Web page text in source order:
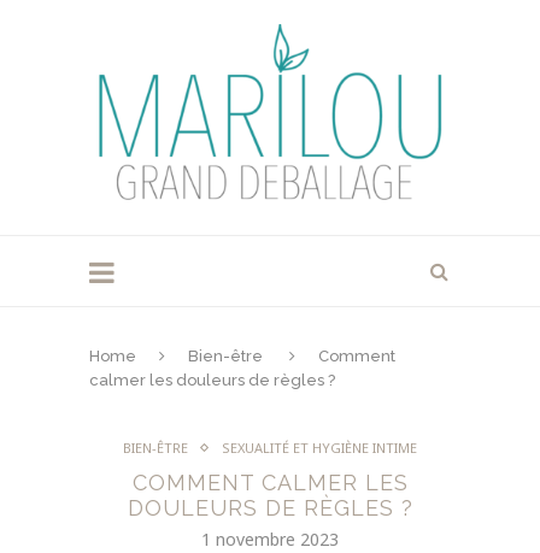
Home Bien-être
Comment
calmer les douleurs de règles ?
BIEN-ÊTRE SEXUALITÉ ET HYGIÈNE INTIME
COMMENT CALMER LES
DOULEURS DE RÈGLES ?
1 novembre 2023